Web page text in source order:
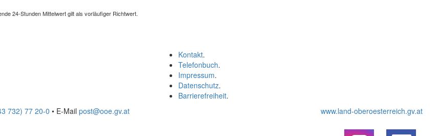
24-Stunden Mittelwert gilt als vorläufiger Richtwert.
Kontakt.
Telefonbuch.
Impressum.
Datenschutz.
Barrierefreiheit.
732) 77 20-0 • E-Mail post@ooe.gv.at www.land-oberoesterreich.gv.at